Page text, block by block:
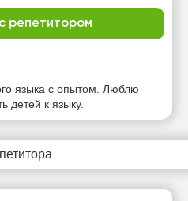
репетитором
языка с опытом. Люблю
детей к языку.
ср
Нет
свободных
12:00